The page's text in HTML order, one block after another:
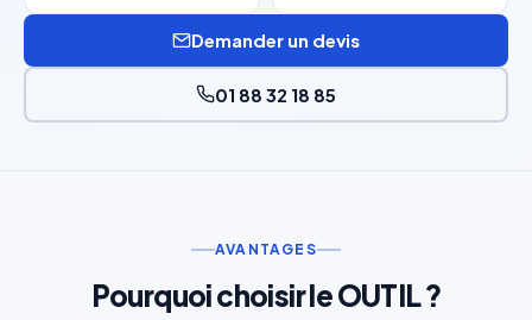
Demander un devis
01 88 32 18 85
AVANTAGES
Pourquoi choisir le OUTIL ?